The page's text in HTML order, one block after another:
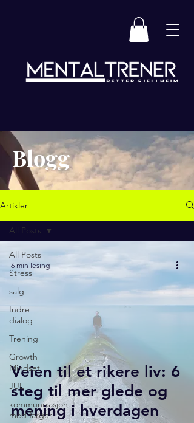
Blogg
Artikler
All Posts
Stress
salg
Indre
dialog
Trening
Growth
Mindset
JUL
kommunikasjon
med farger
All Posts
Veien til et rikere liv: 6
steg til mer glede og
mening i hverdagen
6 min lesing